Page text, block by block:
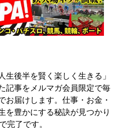
生後半を賢く楽しく生きる」
記事をメルマガ会員限定で毎
お届けします。仕事・お金・
を豊かにする秘訣が見つかり
完了です。